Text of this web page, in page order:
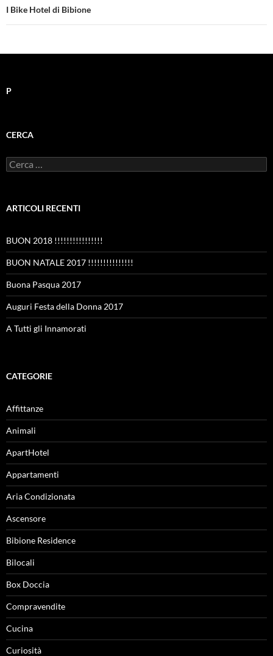
I Bike Hotel di Bibione
P
CERCA
Ricerca
per:
ARTICOLI RECENTI
BUON 2018 !!!!!!!!!!!!!!!!
BUON NATALE 2017 !!!!!!!!!!!!!!!
Buona Pasqua 2017
Auguri Festa della Donna 2017
A Tutti gli Innamorati
CATEGORIE
Affittanze
Animali
ApartHotel
Appartamenti
Aria Condizionata
Ascensore
Bibione Residence
Bilocali
Box Doccia
Compravendite
Cucina
Curiosità